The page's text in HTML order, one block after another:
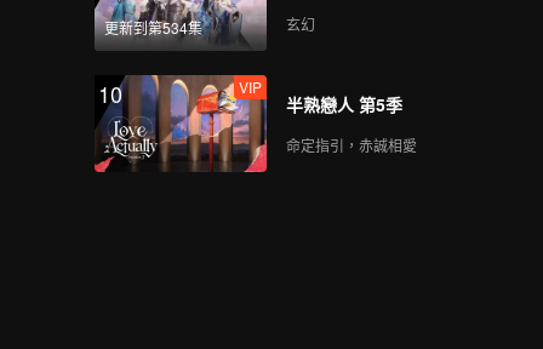
更新到第534集 玄幻
10 VIP
半熟戀人 第5季
命定指引，赤誠相愛